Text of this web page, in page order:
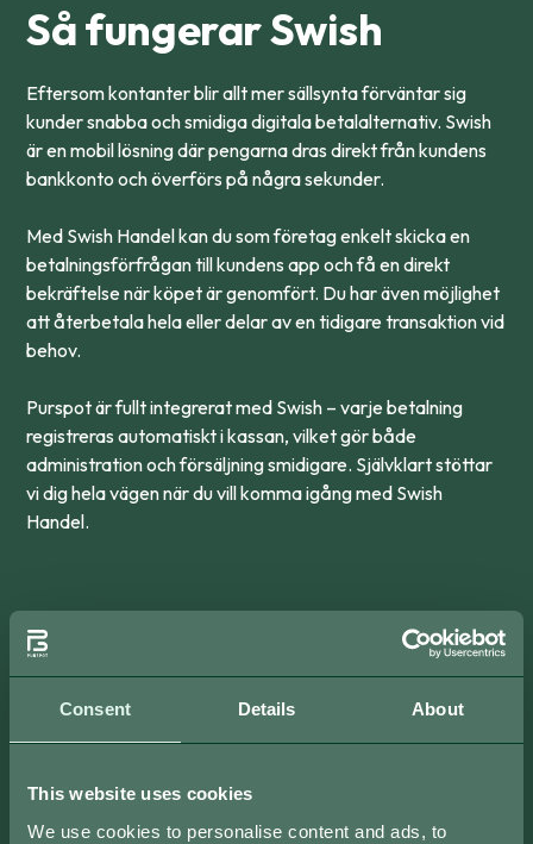
Consent Details About
This website uses cookies
We use cookies to personalise content and ads, to
Så fungerar Swish
Eftersom kontanter blir allt mer sällsynta förväntar sig
kunder snabba och smidiga digitala betalalternativ. Swish
är en mobil lösning där pengarna dras direkt från kundens
bankkonto och överförs på några sekunder.
Med Swish Handel kan du som företag enkelt skicka en
betalningsförfrågan till kundens app och få en direkt
bekräftelse när köpet är genomfört. Du har även möjlighet
att återbetala hela eller delar av en tidigare transaktion vid
behov.
Purspot är fullt integrerat med Swish – varje betalning
registreras automatiskt i kassan, vilket gör både
administration och försäljning smidigare. Självklart stöttar
vi dig hela vägen när du vill komma igång med Swish
Handel.